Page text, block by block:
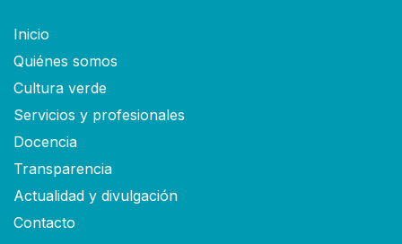
Inicio
Quiénes somos
Cultura verde
Servicios y profesionales
Docencia
Transparencia
Actualidad y divulgación
Contacto